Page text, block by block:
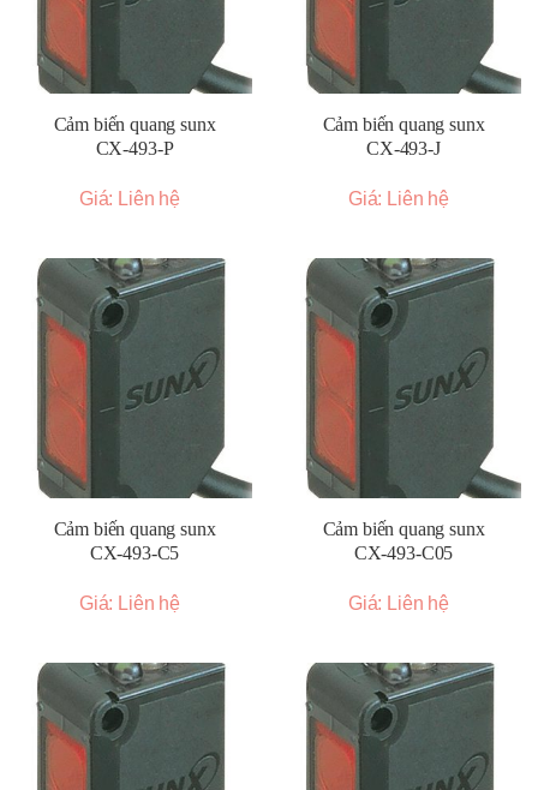
Cảm biến quang sunx
CX-493-P
Giá: Liên hệ
Cảm biến quang sunx
CX-493-J
Giá: Liên hệ
Cảm biến quang sunx
CX-493-C5
Giá: Liên hệ
Cảm biến quang sunx
CX-493-C05
Giá: Liên hệ